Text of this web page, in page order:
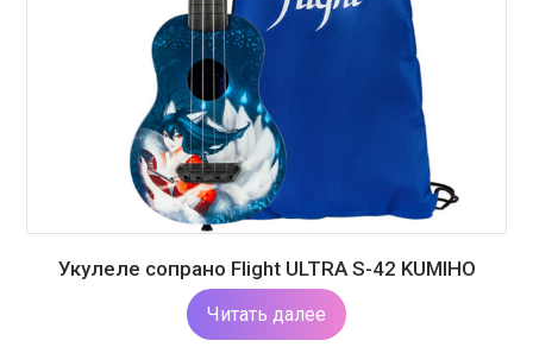
Укулеле сопрано Flight ULTRA S-42 KUMIHO
Читать далее